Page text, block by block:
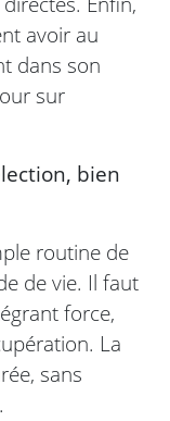
avoir au
dans son
sur
bien
routine de
de vie. Il faut
force,
La
sans